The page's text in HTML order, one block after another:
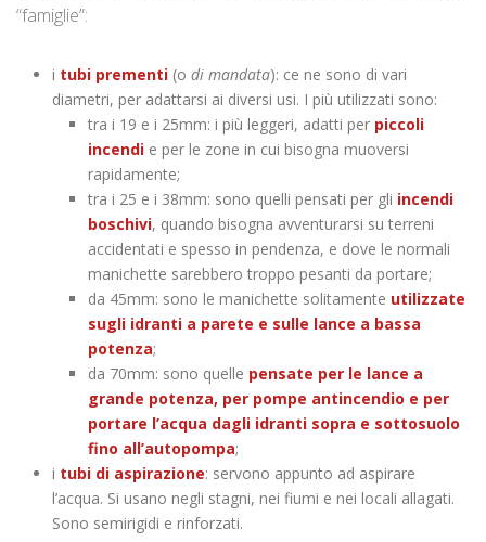
“famiglie”:
i tubi prementi(o di mandata): ce ne sono di vari
diametri, per adattarsi ai diversi usi. I più utilizzati sono:
tra i 19 e i 25mm: i più leggeri, adatti per piccoli
incendie per le zone in cui bisogna muoversi
rapidamente;
tra i 25 e i 38mm: sono quelli pensati per gli incendi
boschivi, quando bisogna avventurarsi su terreni
accidentati e spesso in pendenza, e dove le normali
manichette sarebbero troppo pesanti da portare;
da 45mm: sono le manichette solitamente utilizzate
sugli idranti a parete e sulle lance a bassa
potenza;
da 70mm: sono quelle pensate per le lance a
grande potenza, per pompe antincendio e per
portare l’acqua dagli idranti sopra e sottosuolo
fino all’autopompa;
i tubi di aspirazione: servono appunto ad aspirare
l’acqua. Si usano negli stagni, nei fiumi e nei locali allagati.
Sono semirigidi e rinforzati.